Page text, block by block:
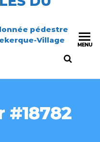
pédestre
Village
MENU
#18782